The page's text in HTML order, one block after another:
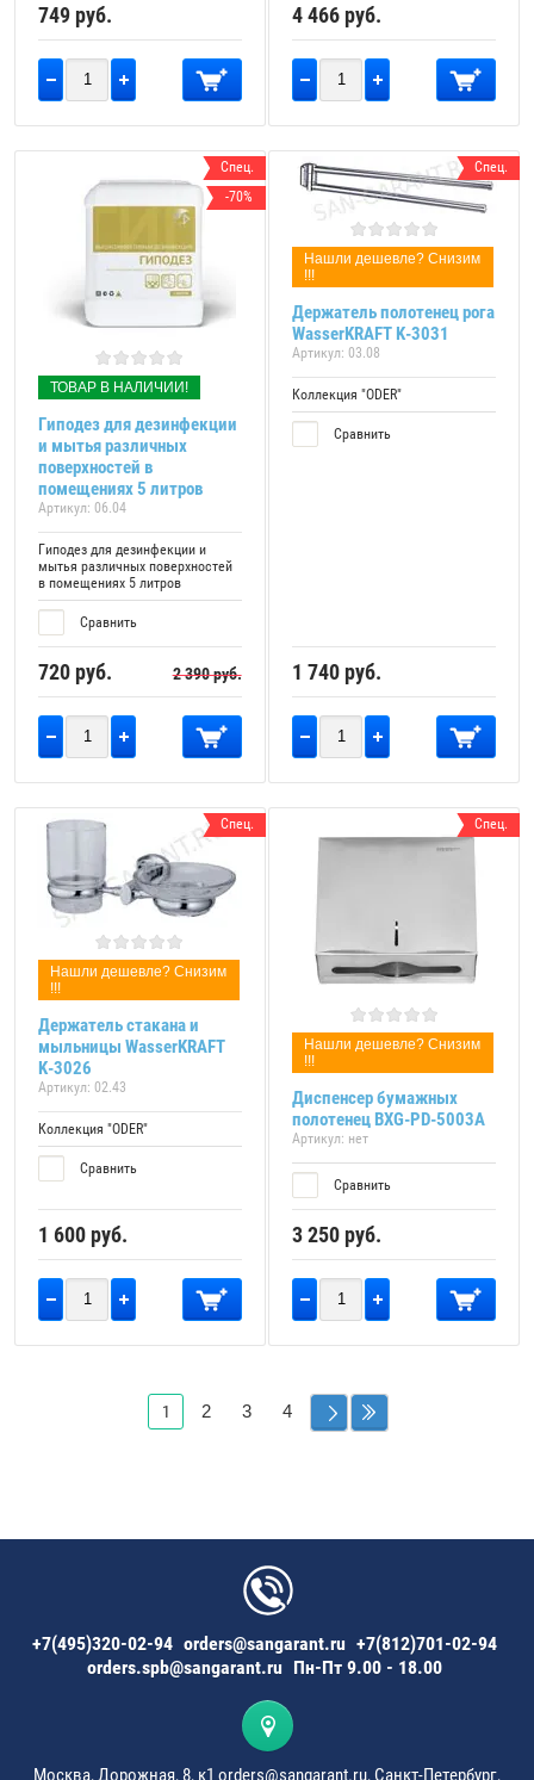
749 руб. 4 466 руб.
Спец.
-70%
ТОВАР В НАЛИЧИИ!
Гиподез для дезинфекции
и мытья различных
поверхностей в
помещениях 5 литров
Артикул: 06.04
Гиподез для дезинфекции и
мытья различных поверхностей
в помещениях 5 литров
Сравнить
720 руб. 2 390руб.
Спец.
Нашли дешевле? Снизим
!!!
Держатель полотенец рога
WasserKRAFT K-3031
Артикул: 03.08
Коллекция "ODER"
Сравнить
1 740 руб.
Спец.
Нашли дешевле? Снизим
!!!
Держатель стакана и
мыльницы WasserKRAFT
K-3026
Артикул: 02.43
Коллекция "ODER"
Сравнить
1 600 руб.
Спец.
Нашли дешевле? Снизим
!!!
Диспенсер бумажных
полотенец BXG-PD-5003A
Артикул: нет
Сравнить
3 250 руб.
1 2 3 4
+7(495)320-02-94 orders@sangarant.ru +7(812)701-02-94
orders.spb@sangarant.ru Пн-Пт 9.00 - 18.00
Москва, Дорожная, 8, к1 orders@sangarant.ru, Санкт-Петербург,